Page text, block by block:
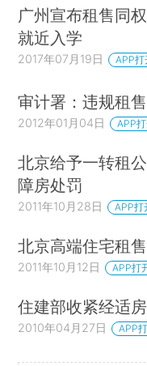
广州宣布租售同
就近入学
2017年07月19日 APP打
审计署：违规租
2012年01月04日 APP
北京给予一转租
障房处罚
2011年10月28日 APP打
北京高端住宅租
2011年10月12日 APP打
住建部收紧经适
2010年04月27日 APP